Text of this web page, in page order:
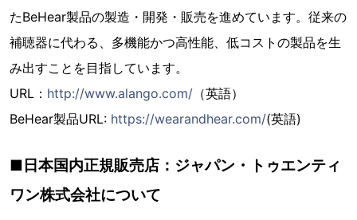
たBeHear製品の製造・開発・販売を進めています。従来の
補聴器に代わる、多機能かつ高性能、低コストの製品を生
み出すことを目指しています。
URL： http://www.alango.com/ （英語）
BeHear製品URL: https://wearandhear.com/(英語)
■日本国内正規販売店：ジャパン・トゥエンティ
ワン株式会社について